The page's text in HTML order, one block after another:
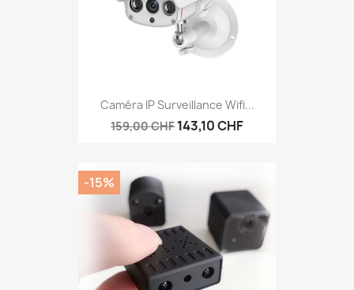
Caméra IP Surveillance Wifi...
159,00 CHF 143,10 CHF
-15%